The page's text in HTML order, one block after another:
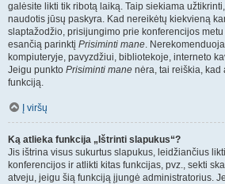
galėsite likti tik ribotą laiką. Taip siekiama
naudotis jūsų paskyra. Kad nereikėtų kiekvieną
slaptažodžio, prisijungimo prie konferencijos
esančią parinktį Prisiminti mane.
kompiuteryje, pavyzdžiui, bibliotekoje, interneto
Jeigu punkto Prisiminti mane nėra, tai reiškia,
funkciją.
Į viršų
Ką atlieka funkcija „Ištrinti slapukus“?
Jis ištrina visus sukurtus slapukus, leidžiančius
konferencijos ir atlikti kitas funkcijas, pvz., sekti
atveju, jeigu šią funkciją įjungė administratorius.